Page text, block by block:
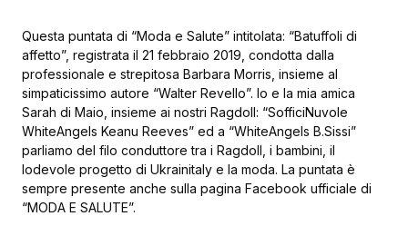
Questa puntata di “Moda e Salute” intitolata: “Batuffoli di
affetto”, registrata il 21 febbraio 2019, condotta dalla
professionale e strepitosa Barbara Morris, insieme al
simpaticissimo autore “Walter Revello”. Io e la mia amica
Sarah di Maio, insieme ai nostri Ragdoll: “SofficiNuvole
WhiteAngels Keanu Reeves” ed a “WhiteAngels B.Sissi”
parliamo del filo conduttore tra i Ragdoll, i bambini, il
lodevole progetto di Ukrainitaly e la moda. La puntata è
sempre presente anche sulla pagina Facebook ufficiale di
“MODA E SALUTE”.